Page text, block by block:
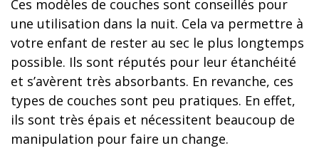
Ces modèles de couches sont conseillés pour
une utilisation dans la nuit. Cela va permettre à
votre enfant de rester au sec le plus longtemps
possible. Ils sont réputés pour leur étanchéité
et s’avèrent très absorbants. En revanche, ces
types de couches sont peu pratiques. En effet,
ils sont très épais et nécessitent beaucoup de
manipulation pour faire un change.